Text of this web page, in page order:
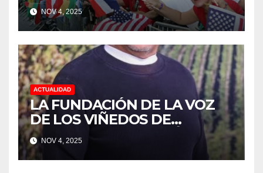
NOV 4, 2025
ACTUALIDAD
LA FUNDACIÓN DE LA VOZ
DE LOS VIÑEDOS DE
SONOMA RECONOCIÓ A
CUATRO “ EMPLEADOS DEL
MES” POR SU LIDERAZGO Y
NOV 4, 2025